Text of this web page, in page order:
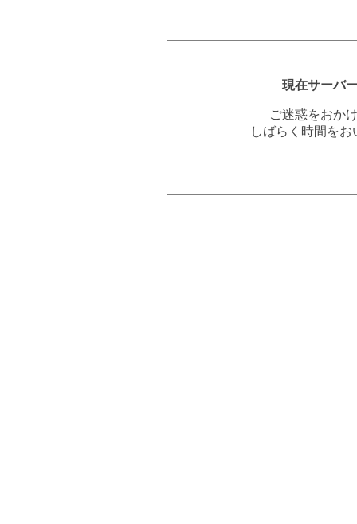
現在サーバ
ご迷惑をおか
しばらく時間を